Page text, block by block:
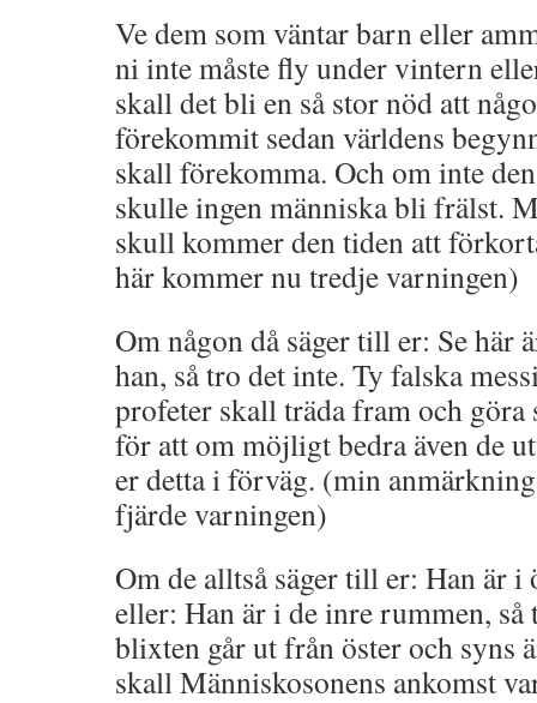
Ve dem som väntar barn eller
ni inte måste fly under vintern
skall det bli en så stor nöd att
förekommit sedan världens
skall förekomma. Och om inte
skulle ingen människa bli frälst.
skull kommer den tiden att
här kommer nu tredje varningen)
Om någon då säger till er: Se här
han, så tro det inte. Ty falska
profeter skall träda fram och göra
för att om möjligt bedra även de
er detta i förväg. (min
fjärde varningen)
Om de alltså säger till er: Han är i
eller: Han är i de inre rummen,
blixten går ut från öster och syns
skall Människosonens ankomst